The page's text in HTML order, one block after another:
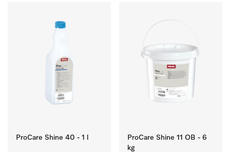
ProCare Shine 40 - 1 l
ProCare Shine 11 OB - 6
kg